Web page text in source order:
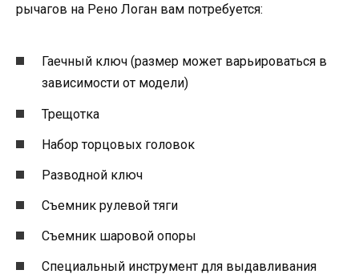
рычагов на Рено Логан вам потребуется:
Гаечный ключ (размер может варьироваться в
зависимости от модели)
Трещотка
Набор торцовых головок
Разводной ключ
Съемник рулевой тяги
Съемник шаровой опоры
Специальный инструмент для выдавливания